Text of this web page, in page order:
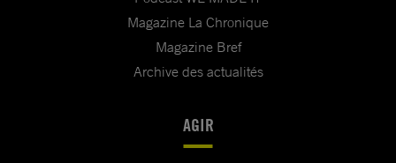
Magazine La Chronique
Magazine Bref
Archive des actualités
AGIR